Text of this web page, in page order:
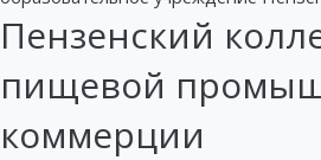
Пензенский
пищевой
коммерции